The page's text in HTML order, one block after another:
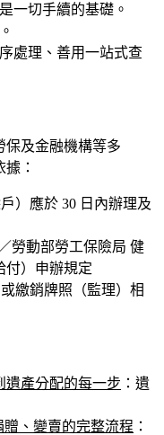
一切手續的基礎。
處理、善用一站式查
保及金融機構等多
：
）應於 30 日內辦理及
勞動部勞工保險局 健
付）申辦規定
繳銷牌照（監理）相
遺產分配的每一步 ：遺
、變賣的完整流程 ：